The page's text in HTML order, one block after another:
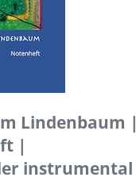
Lindenbaum |
|
instrumental